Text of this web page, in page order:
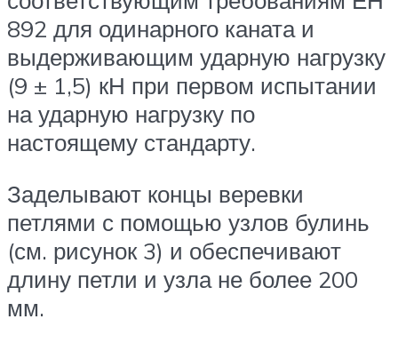
892 для одинарного каната и
выдерживающим ударную нагрузку
(9 ± 1,5) кН при первом испытании
на ударную нагрузку по
настоящему стандарту.
Заделывают концы веревки
петлями с помощью узлов булинь
(см. рисунок 3) и обеспечивают
длину петли и узла не более 200
мм.